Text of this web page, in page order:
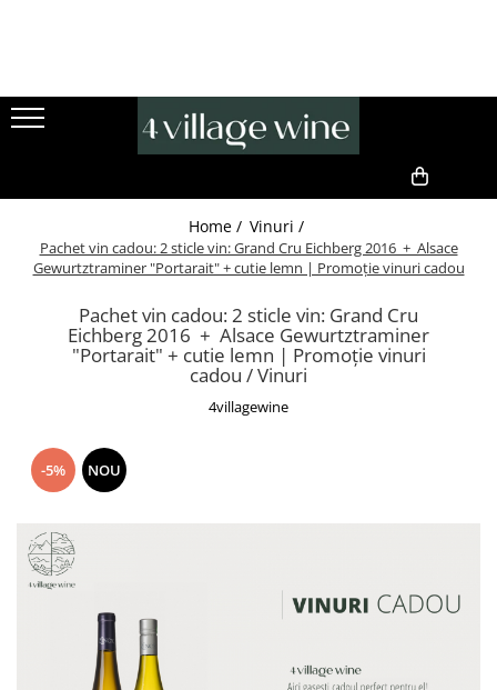
Toate vinurile..
Vinuri rosii
Vinuri rosii seci
Vinuri albe
Vinuri albe seci
Cava
Vin DOC
Vinuri din Franta
Vinuri Alsacia
Vinuri din Spania
Vinuri Catalonia
Vinuri din Ungaria
Sortare dupa crama/ domenii
Produse gourmet
Ulei de măsline premium
Specialități din măsline
Pachete cadou gourmet
Idei de cadouri pentru ea
Idei de cadouri pentru el
Pachet vin cadou
Sorturi handmade
Vinuri premiate
Accesorii vin
Cutii cadou / ambalaje
Home / Vinuri /
Pachet vin cadou: 2 sticle vin: Grand Cru Eichberg 2016 + Alsace
Gewurtztraminer "Portarait" + cutie lemn | Promoție vinuri cadou
Pachet vin cadou: 2 sticle vin: Grand Cru
Eichberg 2016 + Alsace Gewurtztraminer
"Portarait" + cutie lemn | Promoție vinuri
cadou / Vinuri
4villagewine
-5% NOU